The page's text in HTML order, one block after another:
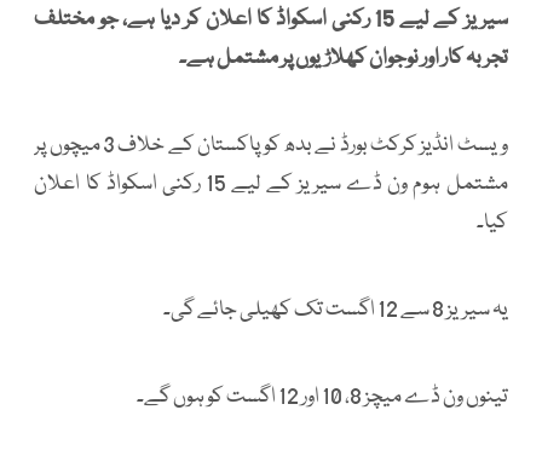
سیریز کے لیے 15 رکنی اسکواڈ کا اعلان کر دیا ہے، جو مختلف
تجربہ کار اور نوجوان کھلاڑیوں پر مشتمل ہے۔
ویسٹ انڈیز کرکٹ بورڈ نے بدھ کو پاکستان کے خلاف 3 میچوں پر
مشتمل ہوم ون ڈے سیریز کے لیے 15 رکنی اسکواڈ کا اعلان
کیا۔
یہ سیریز 8 سے 12 اگست تک کھیلی جائے گی۔
تینوں ون ڈے میچز 8، 10 اور 12 اگست کو ہوں گے۔